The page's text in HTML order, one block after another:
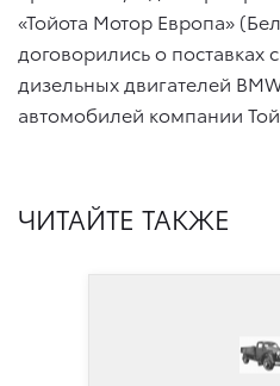
«Тойота Мотор Европа»
договорились о поставках
дизельных двигателей
автомобилей компании
ЧИТАЙТЕ ТАКЖЕ